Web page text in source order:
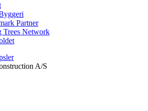
Partner
Trees Network
A/S